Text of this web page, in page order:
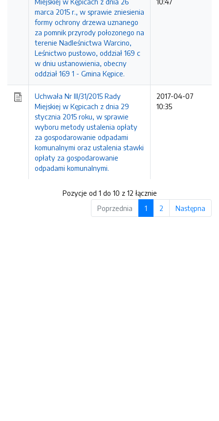
marca 2015 r., w sprawie zniesienia
formy ochrony drzewa uznanego
za pomnik przyrody połozonego na
terenie Nadleśnictwa Warcino,
Leśnictwo pustowo, oddział 169 c
w dniu ustanowienia, obecny
oddział 169 1 - Gmina Kępice.
Uchwała Nr III/31/2015 Rady
Miejskiej w Kępicach z dnia 29
stycznia 2015 roku, w sprawie
wyboru metody ustalenia opłaty
za gospodarowanie odpadami
komunalnymi oraz ustalenia stawki
opłaty za gospodarowanie
odpadami komunalnymi.
2017-04-07
10:35
Pozycje od 1 do 10 z 12 łącznie
Poprzednia
1 2 Następna